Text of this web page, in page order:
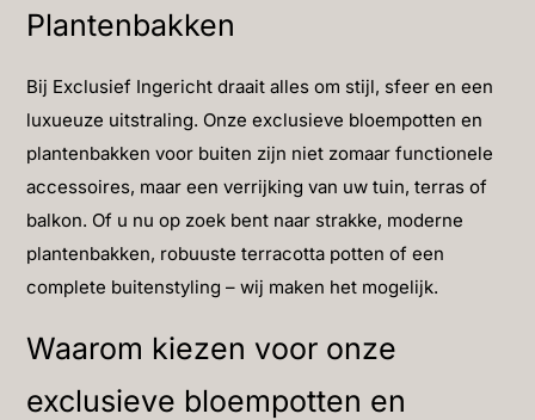
Plantenbakken
Bij Exclusief Ingericht draait alles om stijl, sfeer en een
luxueuze uitstraling. Onze exclusieve bloempotten en
plantenbakken voor buiten zijn niet zomaar functionele
accessoires, maar een verrijking van uw tuin, terras of
balkon. Of u nu op zoek bent naar strakke, moderne
plantenbakken, robuuste terracotta potten of een
complete buitenstyling – wij maken het mogelijk.
Waarom kiezen voor onze
exclusieve bloempotten en